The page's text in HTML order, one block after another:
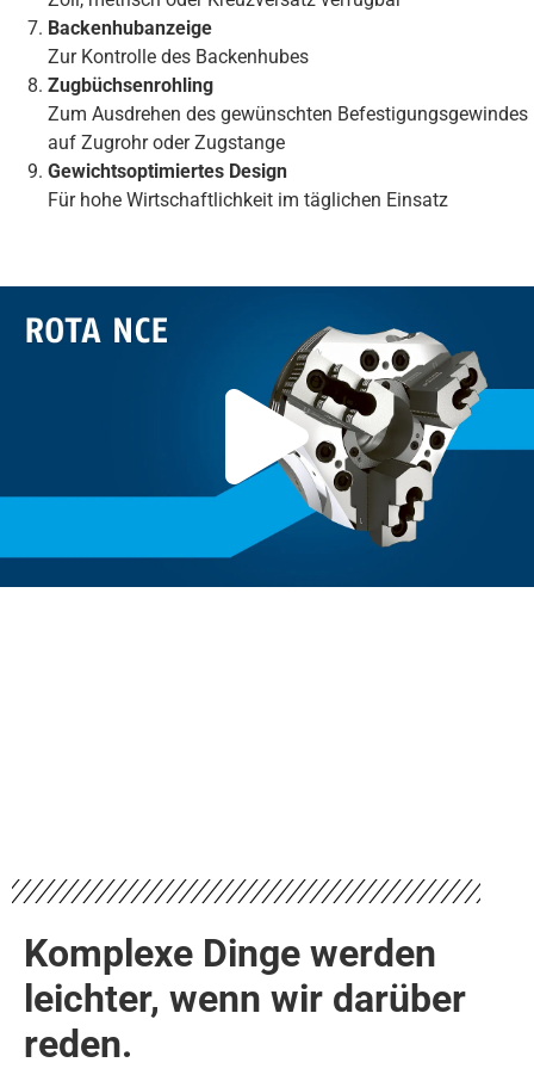
Backenhubanzeige
Zur Kontrolle des Backenhubes
Zugbüchsenrohling
Zum Ausdrehen des gewünschten Befestigungsgewindes
auf Zugrohr oder Zugstange
Gewichtsoptimiertes Design
Für hohe Wirtschaftlichkeit im täglichen Einsatz
Komplexe Dinge werden
leichter, wenn wir darüber
reden.